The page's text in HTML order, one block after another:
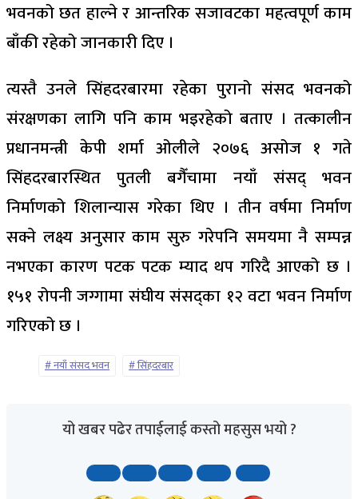
भवनको छत हाल्ने र आन्तरिक सजावटका महत्वपूर्ण काम
बाँकी रहेको जानकारी दिए ।
त्यस्तै उनले सिंहदरबारमा रहेका पुरानो संसद भवनको
संरक्षणका लागि पनि काम भइरहेको बताए । तत्कालीन
प्रधानमन्त्री केपी शर्मा ओलीले २०७६ असोज १ गते
सिंहदरबारस्थित पुतली बगैँचामा नयाँ संसद् भवन
निर्माणको शिलान्यास गरेका थिए । तीन वर्षमा निर्माण
सक्ने लक्ष्य अनुसार काम सुरु गरेपनि समयमा नै सम्पन्न
नभएका कारण पटक पटक म्याद थप गरिदै आएको छ ।
१५१ रोपनी जग्गामा संघीय संसद्का १२ वटा भवन निर्माण
गरिएको छ ।
नयाँ संसद भवन सिंहदरबार
यो खबर पढेर तपाईलाई कस्तो महसुस भयो ?